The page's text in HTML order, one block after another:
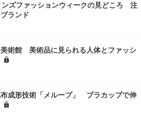
ンズファッションウィークの見どころ 注
ランド
美術館 美術品に見られる人体とファッシ
布成形技術「メループ」 ブラカップで伸